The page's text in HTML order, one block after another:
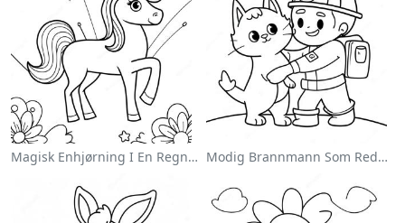
Magisk Enhjørning I En Regnbue Fargeleggingsside Modig Brannmann Som Redder En Katt Fargeleggingsside